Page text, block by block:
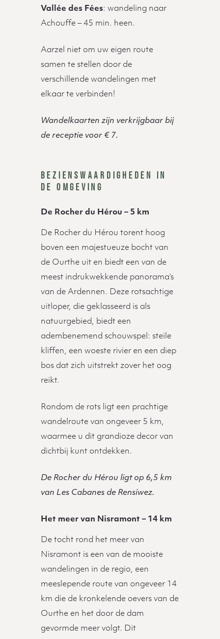
Vallée des Fées: wandeling naar
Achouffe – 45 min. heen.
Aarzel niet om uw eigen route
samen te stellen door de
verschillende wandelingen met
elkaar te verbinden!
Wandelkaarten zijn verkrijgbaar bij
de receptie voor € 7.
BEZIENSWAARDIGHEDEN IN
DE OMGEVING
De Rocher du Hérou – 5 km
De Rocher du Hérou torent hoog
boven een majestueuze bocht van
de Ourthe uit en biedt een van de
meest indrukwekkende panorama’s
van de Ardennen. Deze rotsachtige
uitloper, die geklasseerd is als
natuurgebied, biedt een
adembenemend schouwspel: steile
kliffen, een woeste rivier en een diep
bos dat zich uitstrekt zover het oog
reikt.
Rondom de rots ligt een prachtige
wandelroute van ongeveer 5 km,
waarmee u dit grandioze decor van
dichtbij kunt ontdekken.
De Rocher du Hérou ligt op 6,5 km
van Les Cabanes de Rensiwez.
Het meer van Nisramont – 14 km
De tocht rond het meer van
Nisramont is een van de mooiste
wandelingen in de regio, een
meeslepende route van ongeveer 14
km die de kronkelende oevers van de
Ourthe en het door de dam
gevormde meer volgt. Dit